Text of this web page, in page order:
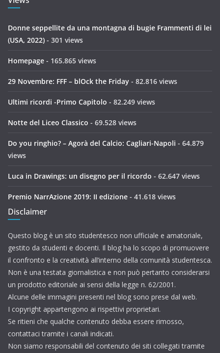
Donne seppellite da una montagna di bugie Frammenti di lei
(USA, 2022) - 301 views
Homepage - 165.865 views
29 Novembre: FFF – blOck the Friday - 82.816 views
Ultimi ricordi -Primo Capitolo - 82.249 views
Notte del Liceo Classico - 69.528 views
Do you ringhio? – Agorà del Calcio: Cagliari-Napoli - 64.879
views
Luca in Drawings: un disegno per il ricordo - 62.647 views
Premio NarrAzione 2019: II edizione - 41.618 views
Disclaimer
Questo blog è un sito studentesco non ufficiale e amatoriale,
gestito da studenti e docenti. Il blog ha lo scopo di promuovere
il confronto e la creatività all’interno della comunità studentesca.
Non è una testata giornalistica e non può pertanto considerarsi
un prodotto editoriale ai sensi della legge n. 62/2001.
Alcune delle immagini presenti nel blog sono prese dal web.
I copyright appartengono ai rispettivi proprietari.
Se ritieni che qualche contenuto debba essere rimosso,
contattaci tramite i canali indicati.
Non siamo responsabili del contenuto dei siti collegati tramite